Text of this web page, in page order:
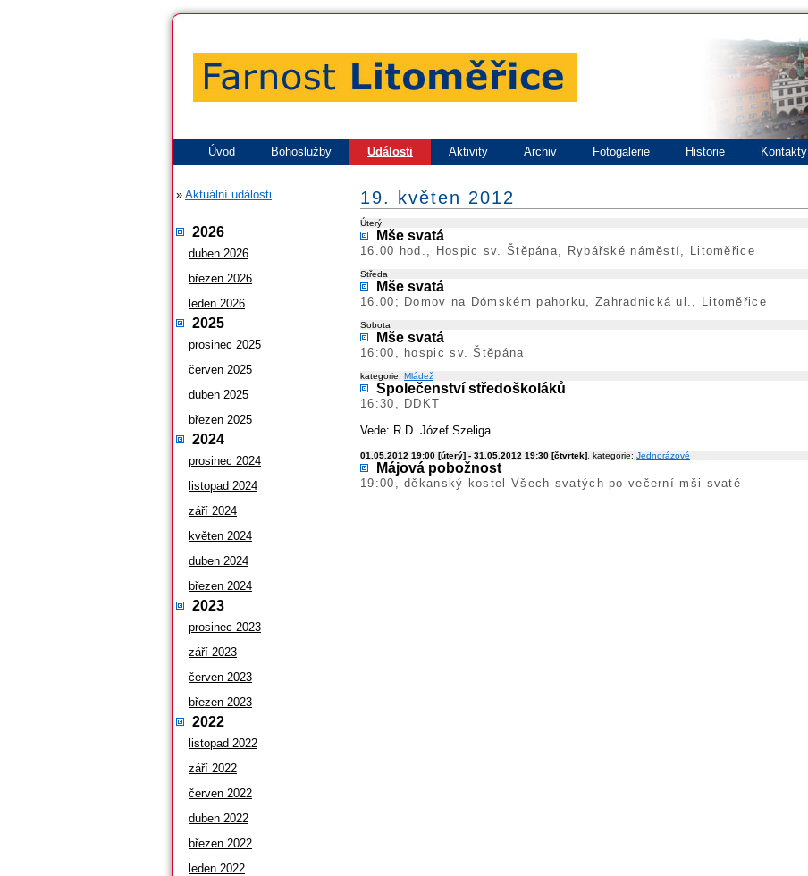
Úvod Bohoslužby Události Aktivity Archiv Fotogalerie Historie Kontakty
» Aktuální události
2026
duben 2026
březen 2026
leden 2026
2025
prosinec 2025
červen 2025
duben 2025
březen 2025
2024
prosinec 2024
listopad 2024
září 2024
květen 2024
duben 2024
březen 2024
2023
prosinec 2023
září 2023
červen 2023
březen 2023
2022
listopad 2022
září 2022
červen 2022
duben 2022
březen 2022
leden 2022
19. květen 2012
Úterý
Mše svatá
16.00 hod., Hospic sv. Štěpána, Rybářské náměstí, Litoměřice
Středa
Mše svatá
16.00; Domov na Dómském pahorku, Zahradnická ul., Litoměřice
Sobota
Mše svatá
16:00, hospic sv. Štěpána
kategorie: Mládež
Společenství středoškoláků
16:30, DDKT
Vede: R.D. Józef Szeliga
01.05.2012 19:00 [úterý] - 31.05.2012 19:30 [čtvrtek] , kategorie: Jednorázové
Májová pobožnost
19:00, děkanský kostel Všech svatých po večerní mši svaté